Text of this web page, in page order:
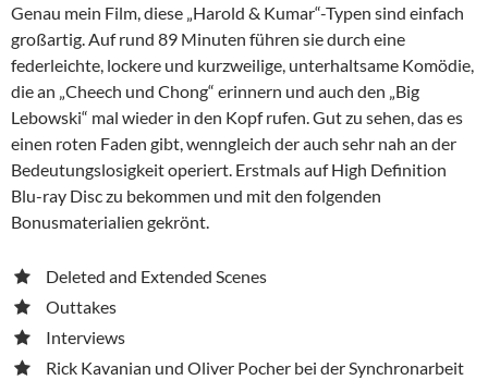
Genau mein Film, diese „Harold & Kumar“-Typen sind einfach
großartig. Auf rund 89 Minuten führen sie durch eine
federleichte, lockere und kurzweilige, unterhaltsame Komödie,
die an „Cheech und Chong“ erinnern und auch den „Big
Lebowski“ mal wieder in den Kopf rufen. Gut zu sehen, das es
einen roten Faden gibt, wenngleich der auch sehr nah an der
Bedeutungslosigkeit operiert. Erstmals auf High Definition
Blu-ray Disc zu bekommen und mit den folgenden
Bonusmaterialien gekrönt.
Deleted and Extended Scenes
Outtakes
Interviews
Rick Kavanian und Oliver Pocher bei der Synchronarbeit